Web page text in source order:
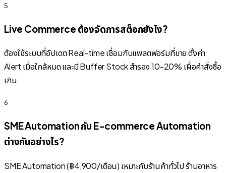
5
Live Commerce ต้องจัดการสต็อกยังไง?
ต้องใช้ระบบที่อัปเดต Real-time เชื่อมกับแพลตฟอร์มที่ขาย ตั้งค่า
Alert เมื่อใกล้หมด และมี Buffer Stock สำรอง 10-20% เผื่อคำสั่งซื้อ
เกิน
6
SME Automation กับ E-commerce Automation
ต่างกันอย่างไร?
SME Automation (฿4,900/เดือน) เหมาะกับร้านค้าทั่วไป ร้านอาหาร